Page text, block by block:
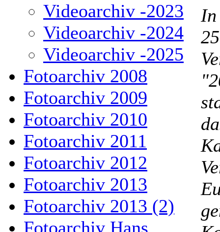
Videoarchiv -2023
Videoarchiv -2024
Videoarchiv -2025
Fotoarchiv 2008
Fotoarchiv 2009
Fotoarchiv 2010
Fotoarchiv 2011
Fotoarchiv 2012
Fotoarchiv 2013
Fotoarchiv 2013 (2)
Fotoarchiv Hans
In